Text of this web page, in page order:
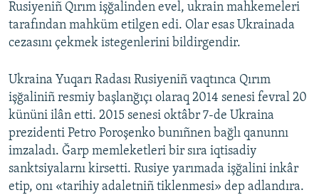
Rusiyeniñ Qırım işğalinden evel, ukrain mahkemeleri
tarafından mahküm etilgen edi. Olar esas Ukrainada
cezasını çekmek istegenlerini bildirgendir.
Ukraina Yuqarı Radası Rusiyeniñ vaqtınca Qırım
işğaliniñ resmiy başlanğıçı olaraq 2014 senesi fevral 20
kününi ilân etti. 2015 senesi oktâbr 7-de Ukraina
prezidenti Petro Poroşenko bunıñnen bağlı qanunnı
imzaladı. Ğarp memleketleri bir sıra iqtisadiy
sanktsiyalarnı kirsetti. Rusiye yarımada işğalini inkâr
etip, onı «tarihiy adaletniñ tiklenmesi» dep adlandıra.